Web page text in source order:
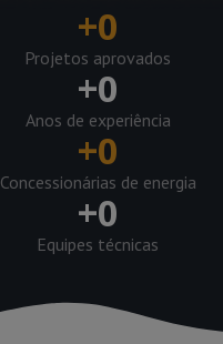
+0
Projetos aprovados
+0
Anos de experiência
+0
Concessionárias de energia
+0
Equipes técnicas